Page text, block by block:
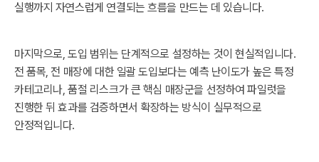
실행까지 자연스럽게 연결되는 흐름을 만드는 데 있습니다.
마지막으로, 도입 범위는 단계적으로 설정하는 것이 현실적입니다.
전 품목, 전 매장에 대한 일괄 도입보다는 예측 난이도가 높은 특정
카테고리나, 품절 리스크가 큰 핵심 매장군을 선정하여 파일럿을
진행한 뒤 효과를 검증하면서 확장하는 방식이 실무적으로
안정적입니다.